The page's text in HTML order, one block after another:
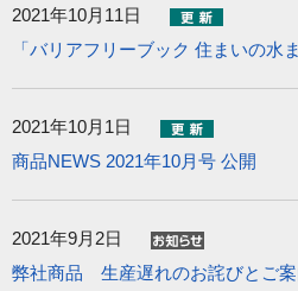
2021年10月11日
「バリアフリーブック 住まいの水
2021年10月1日
商品NEWS 2021年10月号 公開
2021年9月2日
弊社商品 生産遅れのお詫びとご